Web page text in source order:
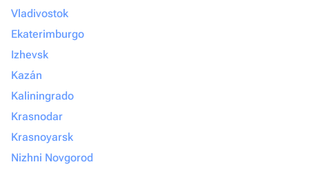
Vladivostok
Ekaterimburgo
Izhevsk
Kazán
Kaliningrado
Krasnodar
Krasnoyarsk
Nizhni Novgorod